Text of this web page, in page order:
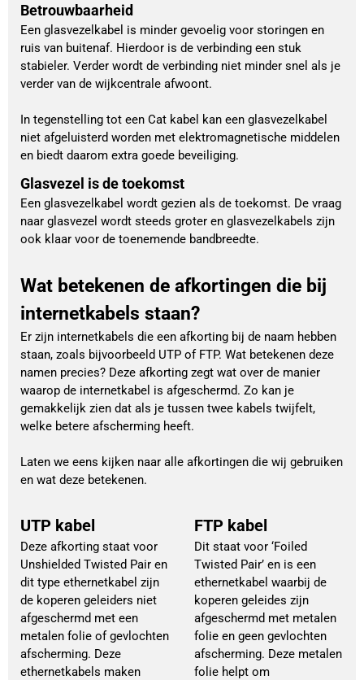
Betrouwbaarheid
Een glasvezelkabel is minder gevoelig voor storingen en
ruis van buitenaf. Hierdoor is de verbinding een stuk
stabieler. Verder wordt de verbinding niet minder snel als je
verder van de wijkcentrale afwoont.
In tegenstelling tot een Cat kabel kan een glasvezelkabel
niet afgeluisterd worden met elektromagnetische middelen
en biedt daarom extra goede beveiliging.
Glasvezel is de toekomst
Een glasvezelkabel wordt gezien als de toekomst. De vraag
naar glasvezel wordt steeds groter en glasvezelkabels zijn
ook klaar voor de toenemende bandbreedte.
Wat betekenen de afkortingen die bij
internetkabels staan?
Er zijn internetkabels die een afkorting bij de naam hebben
staan, zoals bijvoorbeeld UTP of FTP. Wat betekenen deze
namen precies? Deze afkorting zegt wat over de manier
waarop de internetkabel is afgeschermd. Zo kan je
gemakkelijk zien dat als je tussen twee kabels twijfelt,
welke betere afscherming heeft.
Laten we eens kijken naar alle afkortingen die wij gebruiken
en wat deze betekenen.
UTP kabel
Deze afkorting staat voor
Unshielded Twisted Pair en
dit type ethernetkabel zijn
de koperen geleiders niet
afgeschermd met een
metalen folie of gevlochten
afscherming. Deze
ethernetkabels maken
FTP kabel
Dit staat voor ‘Foiled
Twisted Pair’ en is een
ethernetkabel waarbij de
koperen geleides zijn
afgeschermd met metalen
folie en geen gevlochten
afscherming. Deze metalen
folie helpt om